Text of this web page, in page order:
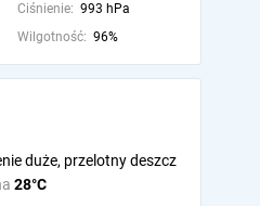
Ciśnienie: 993 hPa
Wilgotność: 96%
28°C
duże, przelotny deszcz